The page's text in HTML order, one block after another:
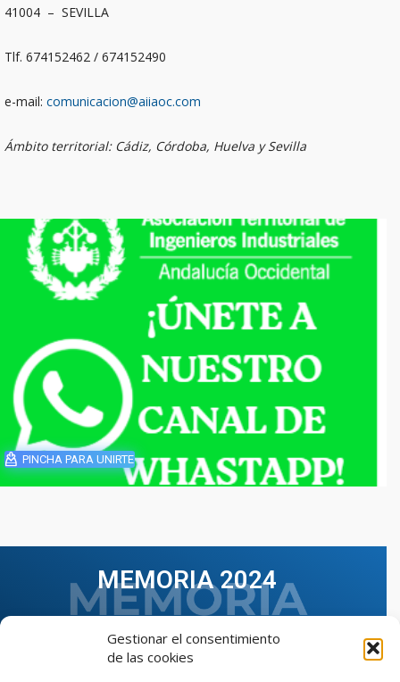
Gestionar el consentimiento
de las cookies
41004 – SEVILLA
Tlf. 674152462 / 674152490
e-mail: comunicacion@aiiaoc.com
Ámbito territorial: Cádiz, Córdoba, Huelva y Sevilla
PINCHA PARA UNIRTE
MEMORIA 2024